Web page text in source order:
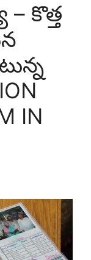
కొత్త
IN